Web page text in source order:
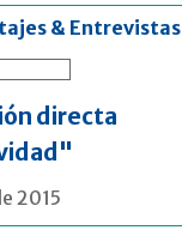
& Entrevistas
directa
2015